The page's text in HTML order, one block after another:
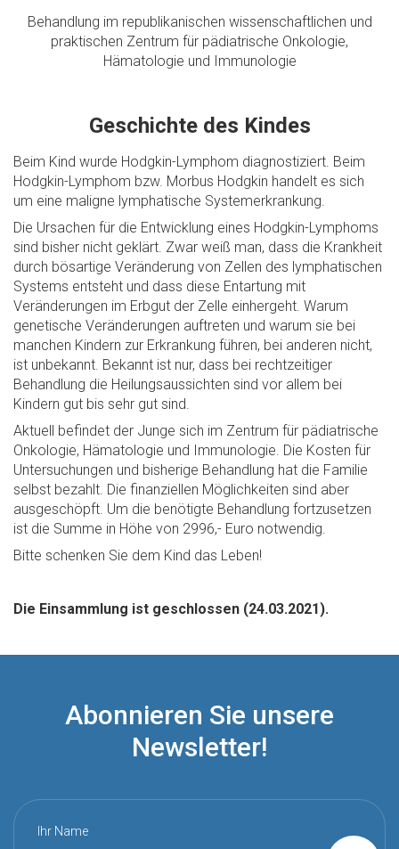
Behandlung im republikanischen wissenschaftlichen und
praktischen Zentrum für pädiatrische Onkologie,
Hämatologie und Immunologie
Geschichte des Kindes
Beim Kind wurde Hodgkin-Lymphom diagnostiziert. Beim
Hodgkin-Lymphom bzw. Morbus Hodgkin handelt es sich
um eine maligne lymphatische Systemerkrankung.
Die Ursachen für die Entwicklung eines Hodgkin-Lymphoms
sind bisher nicht geklärt. Zwar weiß man, dass die Krankheit
durch bösartige Veränderung von Zellen des lymphatischen
Systems entsteht und dass diese Entartung mit
Veränderungen im Erbgut der Zelle einhergeht. Warum
genetisch‎e Veränderungen auftreten und warum sie bei
manchen Kindern zur Erkrankung führen, bei anderen nicht,
ist unbekannt. Bekannt ist nur, dass bei rechtzeitiger
Behandlung die Heilungsaussichten sind vor allem bei
Kindern gut bis sehr gut sind.
Aktuell befindet der Junge sich im Zentrum für pädiatrische
Onkologie, Hämatologie und Immunologie. Die Kosten für
Untersuchungen und bisherige Behandlung hat die Familie
selbst bezahlt. Die finanziellen Möglichkeiten sind aber
ausgeschöpft. Um die benötigte Behandlung fortzusetzen
ist die Summe in Höhe von 2996,- Euro notwendig.
Bitte schenken Sie dem Kind das Leben!
Die Einsammlung ist geschlossen (24.03.2021).
Abonnieren Sie unsere
Newsletter!
Ihr Name